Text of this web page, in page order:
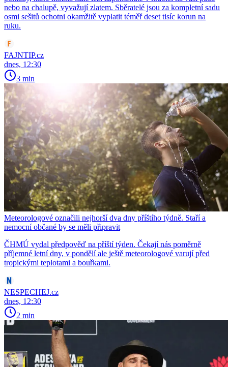
nebo na chalupě, vyvažují zlatem. Sběratelé jsou za kompletní sadu
osmi sešitů ochotni okamžitě vyplatit téměř deset tisíc korun na
ruku.
FAJNTIP.cz
dnes, 12:30
3 min
Meteorologové označili nejhorší dva dny příštího týdně. Staří a
nemocní občané by se měli připravit
ČHMÚ vydal předpověď na příští týden. Čekají nás poměrně
příjemné letní dny, v pondělí ale ještě meteorologové varují před
tropickými teplotami a bouřkami.
NESPECHEJ.cz
dnes, 12:30
2 min